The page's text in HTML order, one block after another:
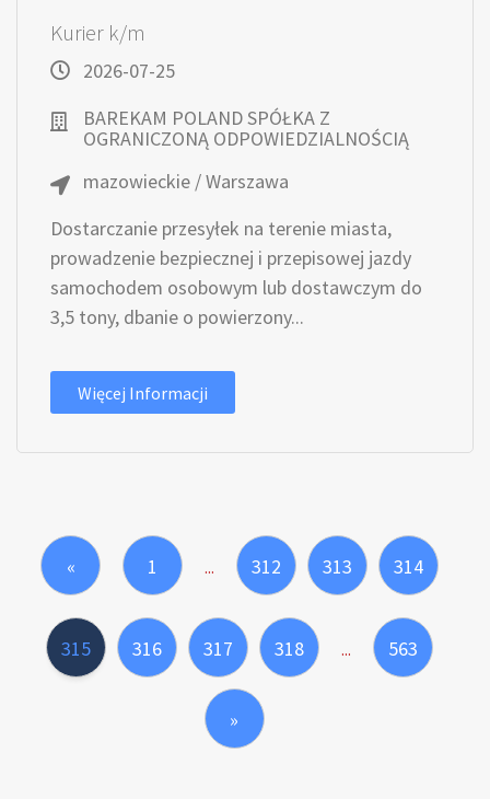
Kurier k/m
2026-07-25
BAREKAM POLAND SPÓŁKA Z
OGRANICZONĄ ODPOWIEDZIALNOŚCIĄ
mazowieckie / Warszawa
Dostarczanie przesyłek na terenie miasta,
prowadzenie bezpiecznej i przepisowej jazdy
samochodem osobowym lub dostawczym do
3,5 tony, dbanie o powierzony...
Więcej Informacji
« 1 ... 312 313 314
315 316 317 318 ... 563
»